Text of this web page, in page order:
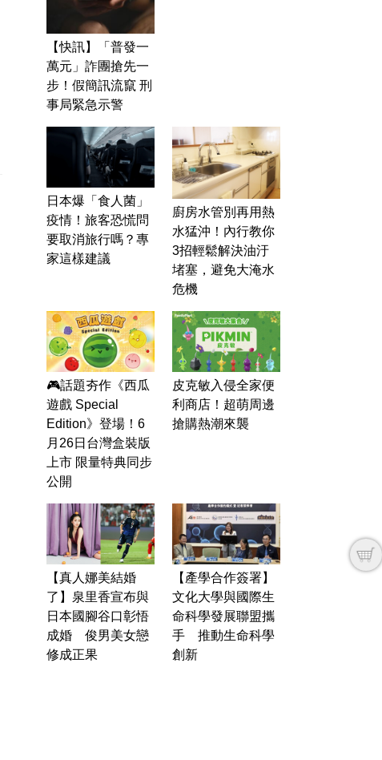
【快訊】「普發一
萬元」詐團搶先一
步！假簡訊流竄 刑
事局緊急示警
日本爆「食人菌」
疫情！旅客恐慌問
要取消旅行嗎？專
家這樣建議
廚房水管別再用熱
水猛沖！內行教你
3招輕鬆解決油汙
堵塞，避免大淹水
危機
🎮話題夯作《西瓜
遊戲 Special
Edition》登場！6
月26日台灣盒裝版
上市 限量特典同步
公開
皮克敏入侵全家便
利商店！超萌周邊
搶購熱潮來襲
【真人娜美結婚
了】泉里香宣布與
日本國腳谷口彰悟
成婚 俊男美女戀
修成正果
【產學合作簽署】
文化大學與國際生
命科學發展聯盟攜
手 推動生命科學
創新